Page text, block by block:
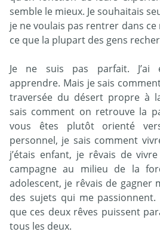
semble le mieux. Je souhaitais
je ne voulais pas rentrer dans ce
ce que la plupart des gens
Je ne suis pas parfait. J’ai
apprendre. Mais je sais
traversée du désert propre à
sais comment on retrouve la
vous êtes plutôt orienté
personnel, je sais comment
j’étais enfant, je rêvais de
campagne au milieu de la
adolescent, je rêvais de gagner
des sujets qui me
que ces deux rêves puissent
tous les deux.